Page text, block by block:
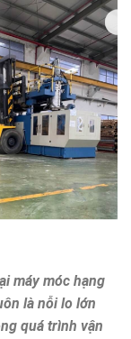
máy móc hạng
là nỗi lo lớn
quá trình vận